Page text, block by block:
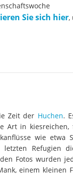
Sie sich hier,
Zeit der Huchen.
Art in kiesreichen,
wie etwa
Refugien
Fotos wurden
einem kleinen